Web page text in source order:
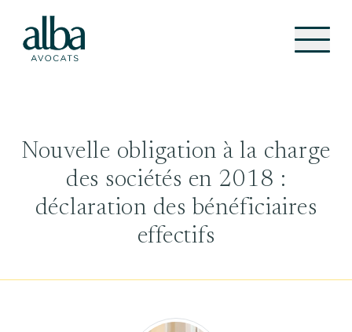
Nouvelle obligation à la charge
des sociétés en 2018 :
déclaration des bénéficiaires
effectifs